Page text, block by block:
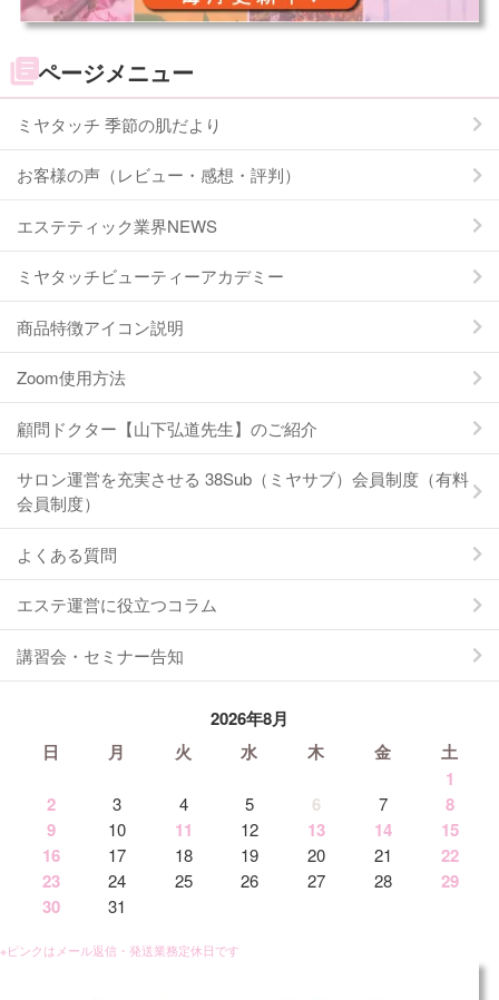
ページメニュー
ミヤタッチ 季節の肌だより
お客様の声（レビュー・感想・評判）
エステティック業界NEWS
ミヤタッチビューティーアカデミー
商品特徴アイコン説明
Zoom使用方法
顧問ドクター【山下弘道先生】のご紹介
サロン運営を充実させる 38Sub（ミヤサブ）会員制度（有料
会員制度）
よくある質問
エステ運営に役立つコラム
講習会・セミナー告知
2026年8月
日
月 火 水 木 金
土
1
2
3 4 5 6 7
8
9
10 11 12 13 14
15
16
17 18 19 20 21
22
23
24 25 26 27 28
29
30
31